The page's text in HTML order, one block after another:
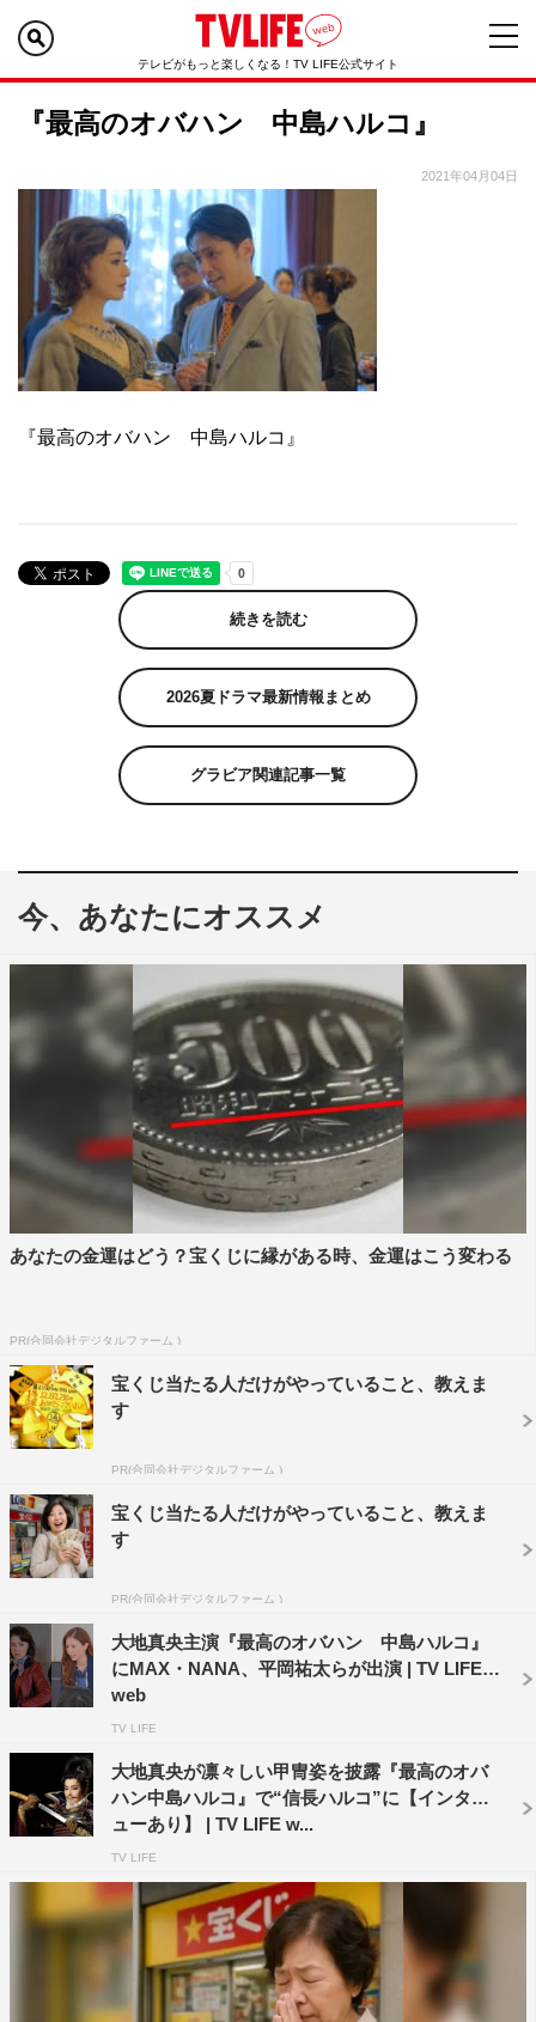
テレビがもっと楽しくなる！TV LIFE公式サイト
『最高のオバハン 中島ハルコ』
2021年04月04日
『最高のオバハン 中島ハルコ』
続きを読む
2026夏ドラマ最新情報まとめ
グラビア関連記事一覧
今、あなたにオススメ
あなたの金運はどう？宝くじに縁がある時、金運はこう変わる
PR(合同会社デジタルファーム )
宝くじ当たる人だけがやっていること、教えま
す
PR(合同会社デジタルファーム )
宝くじ当たる人だけがやっていること、教えま
す
PR(合同会社デジタルファーム )
大地真央主演『最高のオバハン 中島ハルコ』
にMAX・NANA、平岡祐太らが出演 | TV LIFE
web
TV LIFE
大地真央が凛々しい甲冑姿を披露『最高のオバ
ハン中島ハルコ』で“信長ハルコ”に【インタビ
ューあり】 | TV LIFE w...
TV LIFE